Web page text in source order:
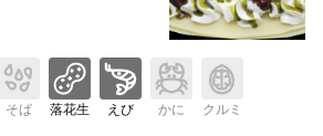
そば 落花生 えび かに クルミ